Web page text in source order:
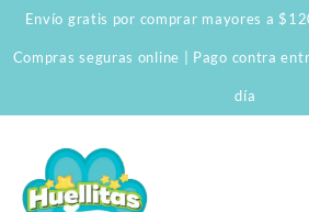
Skip
content
Envío gratis por comprar mayores a
Compras seguras online | Pago contra
día